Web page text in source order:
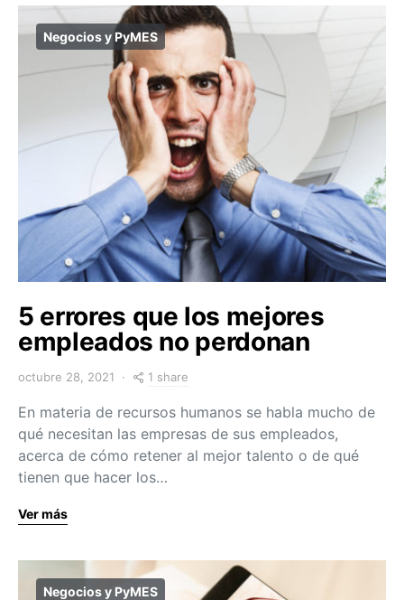
Negocios y PyMES
5 errores que los mejores
empleados no perdonan
octubre 28, 2021 1 share
En materia de recursos humanos se habla mucho de
qué necesitan las empresas de sus empleados,
acerca de cómo retener al mejor talento o de qué
tienen que hacer los…
Ver más
Negocios y PyMES